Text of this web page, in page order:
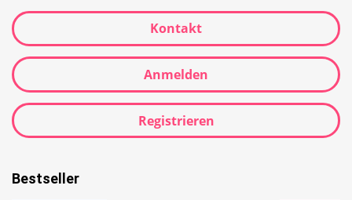
Kontakt
Anmelden
Registrieren
Bestseller